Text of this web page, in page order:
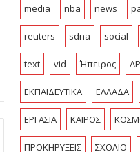
media nba news
reuters sdna social
text vid Ήπειρος
ΕΚΠΑΙΔΕΥΤΙΚΑ ΕΛΛΑΔΑ
ΕΡΓΑΣΙΑ ΚΑΙΡΟΣ
ΠΡΟΚΗΡΥΞΕΙΣ ΣΧΟΛΙΟ